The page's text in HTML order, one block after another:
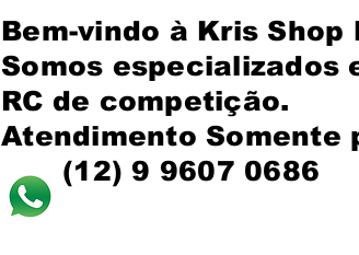
Bem-vindo à Kris Shop
Somos especializados
RC de competição.
Atendimento Somente
(12) 9 9607 0686